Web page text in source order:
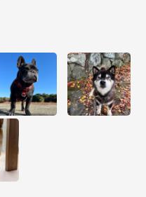
せマルシェ
イト
きます